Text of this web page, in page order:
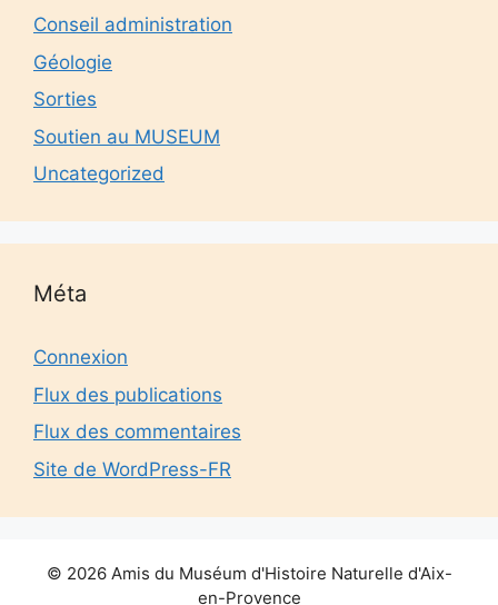
Conseil administration
Géologie
Sorties
Soutien au MUSEUM
Uncategorized
Méta
Connexion
Flux des publications
Flux des commentaires
Site de WordPress-FR
© 2026 Amis du Muséum d'Histoire Naturelle d'Aix-
en-Provence